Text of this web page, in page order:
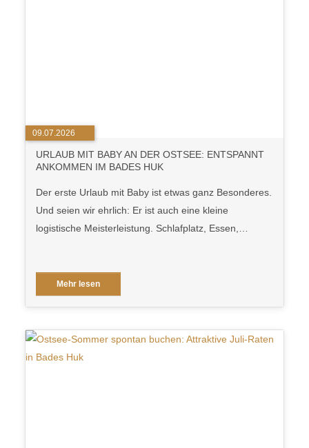
09.07.2026
URLAUB MIT BABY AN DER OSTSEE: ENTSPANNT
ANKOMMEN IM BADES HUK
Der erste Urlaub mit Baby ist etwas ganz Besonderes.
Und seien wir ehrlich: Er ist auch eine kleine
logistische Meisterleistung. Schlafplatz, Essen,…
Mehr lesen